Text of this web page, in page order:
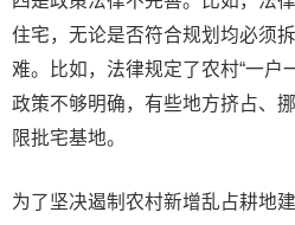
住宅，无论是否符合规划均必须
难。比如，法律规定了农村“一户
政策不够明确，有些地方挤占、
限批宅基地。
为了坚决遏制农村新增乱占耕地